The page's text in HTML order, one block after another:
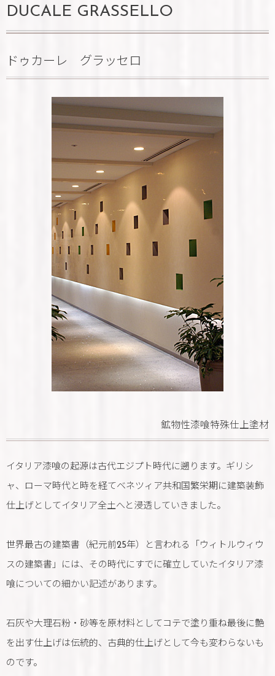
DUCALE GRASSELLO
ドゥカーレ グラッセロ
鉱物性漆喰特殊仕上塗材
イタリア漆喰の起源は古代エジプト時代に遡ります。ギリシ
ャ、ローマ時代と時を経てベネツィア共和国繁栄期に建築装飾
仕上げとしてイタリア全土へと浸透していきました。
世界最古の建築書（紀元前25年）と言われる「ウィトルウィウ
スの建築書」には、その時代にすでに確立していたイタリア漆
喰についての細かい記述があります。
石灰や大理石粉・砂等を原材料としてコテで塗り重ね最後に艶
を出す仕上げは伝統的、古典的仕上げとして今も変わらないも
のです。